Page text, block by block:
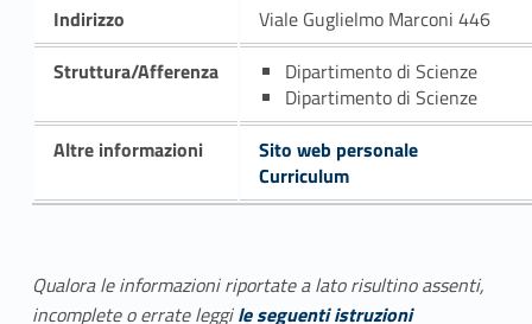
Indirizzo
Viale Guglielmo Marconi 446
Struttura/Afferenza
Dipartimento di Scienze
Dipartimento di Scienze
Altre informazioni
Sito web personale
Curriculum
Qualora le informazioni riportate a lato risultino assenti,
incomplete o errate leggile seguenti istruzioni